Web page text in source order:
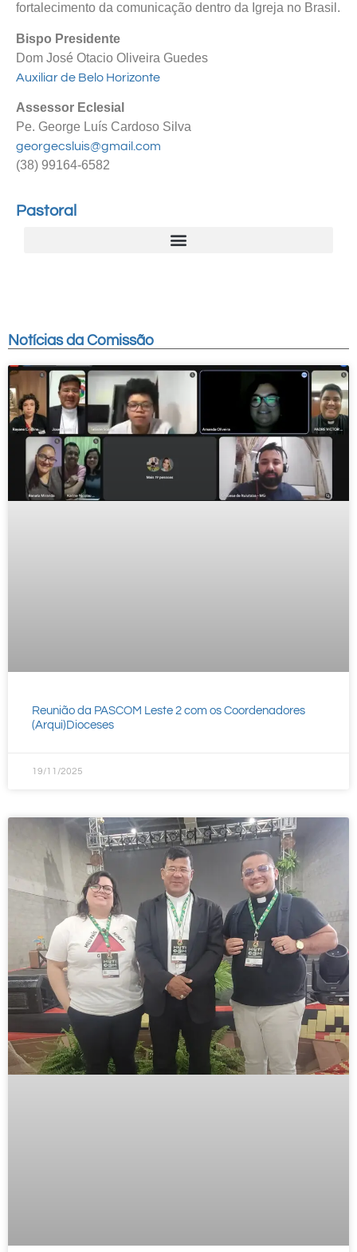
fortalecimento da comunicação dentro da Igreja no Brasil.
Bispo Presidente
Dom José Otacio Oliveira Guedes
Auxiliar de Belo Horizonte
Assessor Eclesial
Pe. George Luís Cardoso Silva
georgecsluis@gmail.com
(38) 99164-6582
Pastoral
Notícias da Comissão
Reunião da PASCOM Leste 2 com os Coordenadores
(Arqui)Dioceses
19/11/2025